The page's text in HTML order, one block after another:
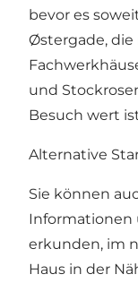
bevor es
Østergade,
und
Besuch wert
Alternative
Sie können
Informationen
erkunden, im
Haus in der